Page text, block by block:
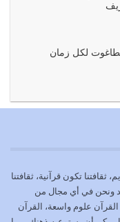
شرعه الله للناس في
لكل زمان
تكون قرآنية، ثقافتنا
ونحن في أي مجال من
علوم واسعة، القرآن